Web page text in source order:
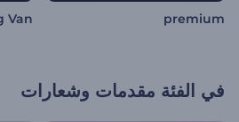
premium
Van
في الفئة مقدمات وشعارات